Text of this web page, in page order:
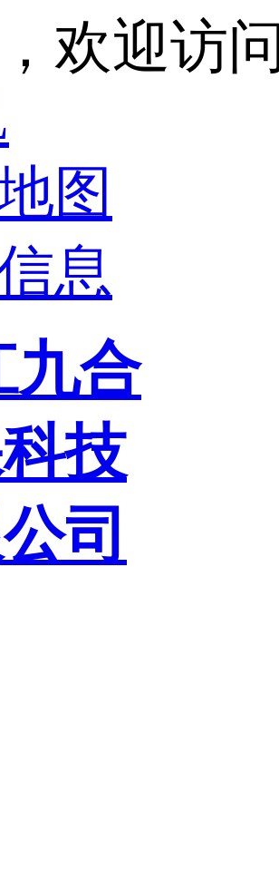
欢迎访
图
息